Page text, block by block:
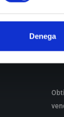
Denega